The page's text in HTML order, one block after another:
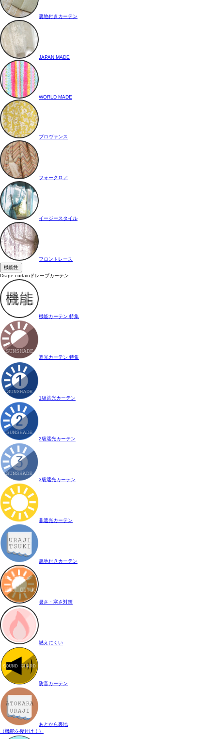
裏地付きカーテン
JAPAN MADE
WORLD MADE
プロヴァンス
フォークロア
イージースタイル
フロントレース
機能性
Drape curtain ドレープカーテン
機能カーテン 特集
遮光カーテン 特集
1級遮光カーテン
2級遮光カーテン
3級遮光カーテン
非遮光カーテン
裏地付きカーテン
暑さ・寒さ対策
燃えにくい
防音カーテン
あとから裏地
（機能を後付け！）